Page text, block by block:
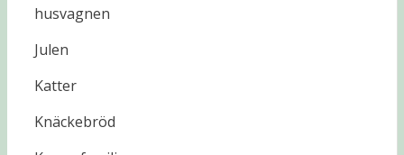
husvagnen
Julen
Katter
Knäckebröd